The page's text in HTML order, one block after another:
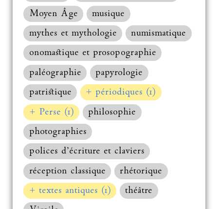
Moyen Âge
musique
mythes et mythologie
numismatique
onomastique et prosopographie
paléographie
papyrologie
patristique
+ périodiques (1)
+ Perse (1)
philosophie
photographies
polices d’écriture et claviers
réception classique
rhétorique
+ textes antiques (1)
théâtre